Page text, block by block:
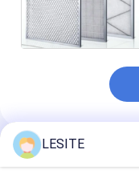
Origami που
υπερηχητική
φίλτρο αέρα
Συνιστώμενα
LESITE